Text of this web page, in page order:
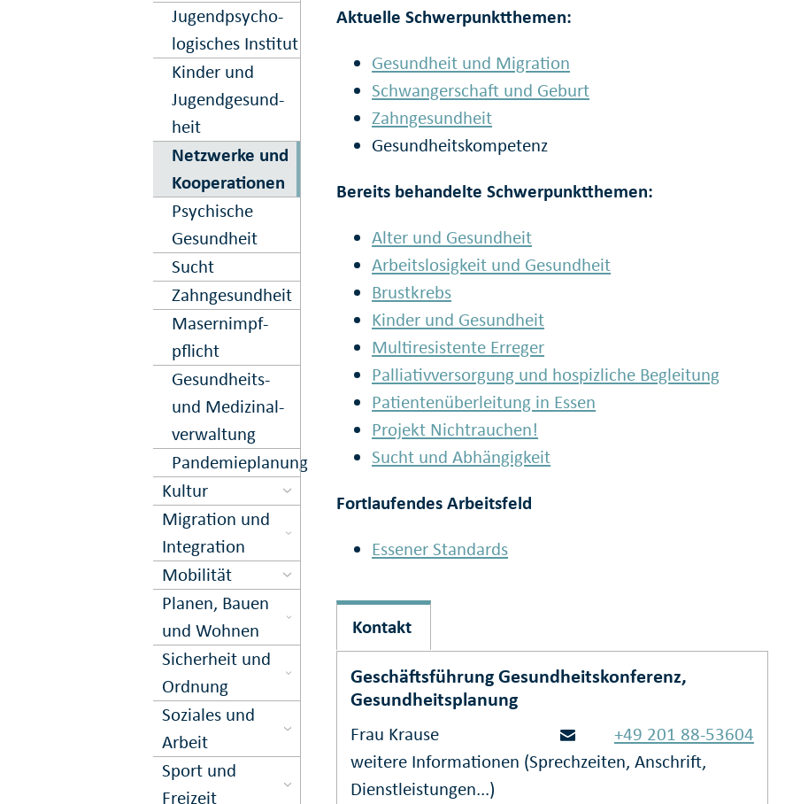
Jugend­psycho­
logisches Institut
Kinder und
Jugend­gesund­
heit
Netz­werke und
Kooper­ation­en
Psy­chische
Gesund­heit
Sucht
Zahn­gesund­heit
Masern­impf­
pflicht
Gesund­heits-
und Medi­zinal­
ver­waltung
Pandemieplanung
Kultur
Migration und
Inte­gration
Mobilität
Planen, Bauen
und Wohnen
Sicher­heit und
Ord­nung
Soziales und
Arbeit
Sport und
Freizeit
Aktuelle Schwerpunktthemen:
Gesundheit und Migration
Schwangerschaft und Geburt
Zahngesundheit
Gesundheitskompetenz
Bereits behandelte Schwerpunktthemen:
Alter und Gesundheit
Arbeitslosigkeit und Gesundheit
Brustkrebs
Kinder und Gesundheit
Multiresistente Erreger
Palliativversorgung und hospizliche Begleitung
Patientenüberleitung in Essen
Projekt Nichtrauchen!
Sucht und Abhängigkeit
Fortlaufendes Arbeitsfeld
Essener Standards
Kontakt
Geschäftsführung Gesundheitskonferenz,
Gesundheitsplanung
Frau Krause
+49 201 88-53604
weitere Informationen (Sprechzeiten, Anschrift,
Dienstleistungen...)